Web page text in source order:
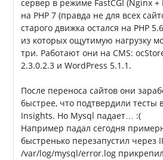
сервер в режиме FastCGI (Nginx +
на PHP 7 (правда не для всех
старого движка остался на PHP
из которых ощутимую нагрузку
три. Работают они на CMS:
2.3.0.2.3 и WordPress 5.1.1.
После переноса сайтов они
быстрее, что подтвердили тесты
Insights. Но Mysql падает… :(
Например падал сегодня
быстренько перезапустил через
/var/log/mysql/error.log